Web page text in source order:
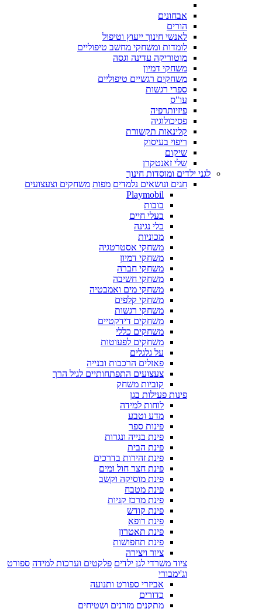
אבחונים
הורים
לאנשי חינוך ייעוץ וטיפול
לומדות ומשחקי מחשב טיפוליים
מוטוריקה עדינה וגסה
משחקי דמיון
משחקים רגשיים טיפוליים
ספרי רגשות
עו"ס
פיזיותרפיה
פסיכולוגיה
קלינאות תקשורת
ריפוי בעיסוק
שיקום
שלי זאנטקרן
לגני ילדים ומוסדות חינוך
חגים ונושאים נלמדים מפות משחקים וצעצועים
Playmobil
בובות
בעלי חיים
כלי נגינה
מכוניות
משחקי אסטרטגיה
משחקי דמיון
משחקי חברה
משחקי חשיבה
משחקי מים ואמבטיה
משחקי קלפים
משחקי רגשות
משחקים דידקטיים
משחקים כללי
משחקים לפעוטות
על גלגלים
פאזלים הרכבות ובנייה
צעצועים התפתחותיים לגיל הרך
קוביות משחק
פינות פעילות בגן
לוחות למידה
מדע וטבע
פינות ספר
פינת בנייה ונגרות
פינת הבית
פינת זהירות בדרכים
פינת חצר חול ומים
פינת מוסיקה וקשב
פינת מטבח
פינת מרכז קניות
פינת קודש
פינת רופא
פינת תאטרון
פינת תחפושות
ציור ויצירה
ציוד משרדי לגן ילדים פלקטים וערכות למידה ספורט
וג'ימבורי
אביזרי ספורט ותנועה
כדורים
מתקנים מזרנים ושטיחים